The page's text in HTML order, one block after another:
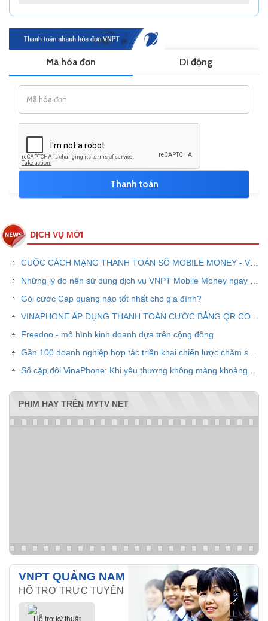
DỊCH VỤ MỚI
Gói cước Cáp quang nào tốt nhất cho gia đình?
Freedoo - mô hình kinh doanh dựa trên cộng đồng
PHIM HAY TRÊN MYTV NET
VNPT QUẢNG NAM
HỖ TRỢ TRỰC TUYẾN
Hỗ trợ kỹ thuật